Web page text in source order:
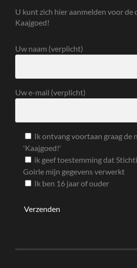
U kunt zich hier aanmelden voor
Kaajgoed!
Uw naam (verplicht)
Uw e-mail (verplicht)
Ik ontvang voortaan graag de
'Kaajgoed!'
ik geef toestemming dat
Goirle mijn gegevens verwerkt
Ik ben 16 jaar of ouder